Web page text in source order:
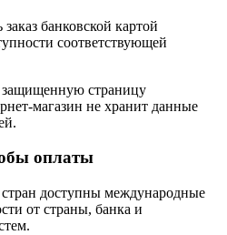
банковской картой
соответствующей
защищенную страницу
магазин не хранит данные
оплаты
доступны международные
от страны, банка и